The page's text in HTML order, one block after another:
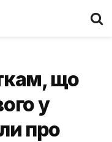
що
у
про